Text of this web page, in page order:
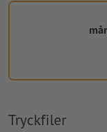
Tryckfiler